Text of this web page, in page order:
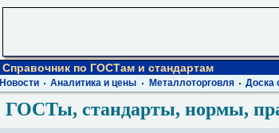
Справочник по ГОСТам и стандартам
Новости Аналитика и цены Металлоторговля Доска
ГОСТы, стандарты, нормы,